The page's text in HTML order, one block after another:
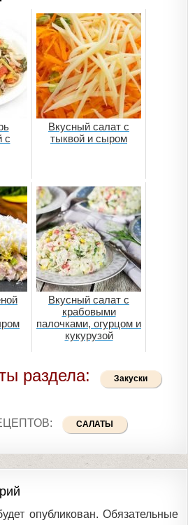
с
Вкусный салат с
тыквой и сыром
Вкусный салат с
крабовыми
палочками, огурцом и
кукурузой
раздела: Закуски
САЛАТЫ
опубликован. Обязательные